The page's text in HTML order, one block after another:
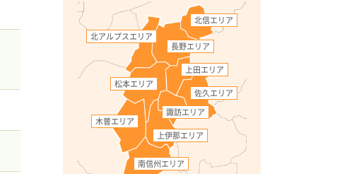
北信エリア
長野エリア
上田エリア
佐久エリア
北アルプスエリア
松本エリア
木曽エリア
諏訪エリア
上伊那エリア
南信州エリア